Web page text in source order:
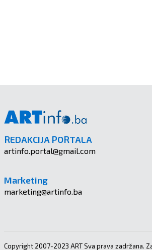
REDAKCIJA PORTALA
artinfo.portal@gmail.com
Marketing
marketing@artinfo.ba
Copyright 2007-2023 ART Sva prava zadržana.